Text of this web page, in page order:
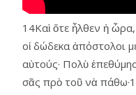
14Καὶ ὅτε ἦλθεν ἡ
οἱ δώδεκα ἀπόστολοι
αὐτούς· Πολὺ
σᾶς πρὸ τοῦ νὰ